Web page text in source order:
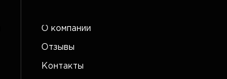
О компании
Отзывы
Контакты